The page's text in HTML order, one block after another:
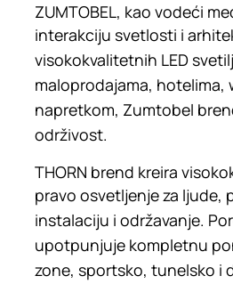
ZUMTOBEL, kao vodeći
interakciju svetlosti i
visokokvalitetnih LED
maloprodajama, hotelima,
napretkom, Zumtobel
održivost.
THORN brend kreira
pravo osvetljenje za ljude,
instalaciju i održavanje.
upotpunjuje kompletnu
zone, sportsko, tunelsko i